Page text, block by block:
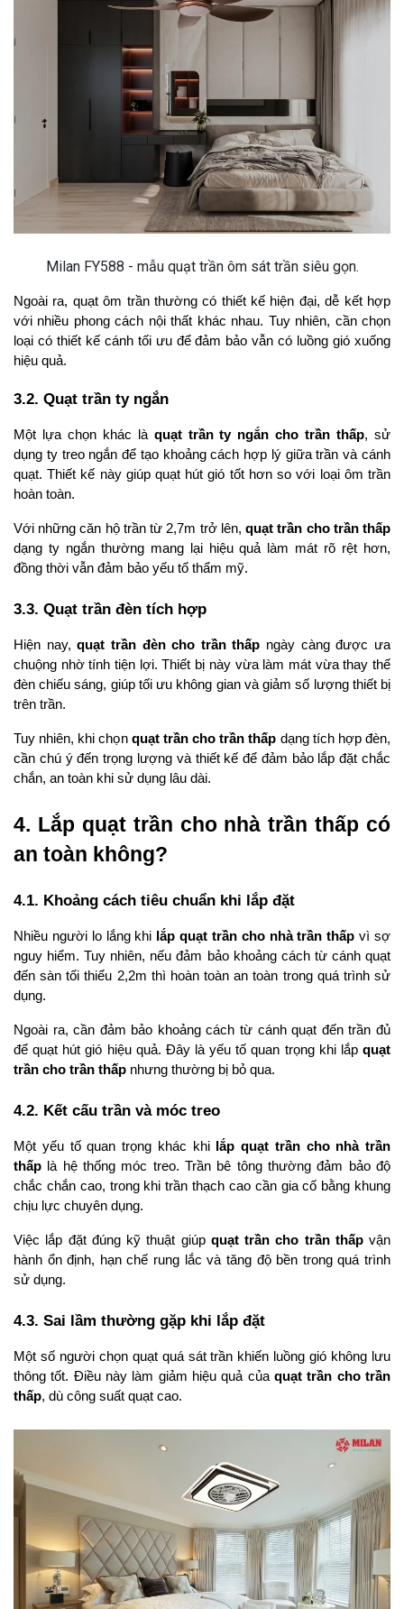
Milan FY588 - mẫu quạt trần ôm sát trần siêu gọn.
Ngoài ra, quạt ôm trần thường có thiết kế hiện đại, dễ kết hợp
với nhiều phong cách nội thất khác nhau. Tuy nhiên, cần chọn
loại có thiết kế cánh tối ưu để đảm bảo vẫn có luồng gió xuống
hiệu quả.
3.2. Quạt trần ty ngắn
Một lựa chọn khác là quạt trần ty ngắn cho trần thấp, sử
dụng ty treo ngắn để tạo khoảng cách hợp lý giữa trần và cánh
quạt. Thiết kế này giúp quạt hút gió tốt hơn so với loại ôm trần
hoàn toàn.
Với những căn hộ trần từ 2,7m trở lên, quạt trần cho trần thấp
dạng ty ngắn thường mang lại hiệu quả làm mát rõ rệt hơn,
đồng thời vẫn đảm bảo yếu tố thẩm mỹ.
3.3. Quạt trần đèn tích hợp
Hiện nay, quạt trần đèn cho trần thấp ngày càng được ưa
chuộng nhờ tính tiện lợi. Thiết bị này vừa làm mát vừa thay thế
đèn chiếu sáng, giúp tối ưu không gian và giảm số lượng thiết bị
trên trần.
Tuy nhiên, khi chọn quạt trần cho trần thấp dạng tích hợp đèn,
cần chú ý đến trọng lượng và thiết kế để đảm bảo lắp đặt chắc
chắn, an toàn khi sử dụng lâu dài.
4. Lắp quạt trần cho nhà trần thấp có
an toàn không?
4.1. Khoảng cách tiêu chuẩn khi lắp đặt
Nhiều người lo lắng khi lắp quạt trần cho nhà trần thấp vì sợ
nguy hiểm. Tuy nhiên, nếu đảm bảo khoảng cách từ cánh quạt
đến sàn tối thiểu 2,2m thì hoàn toàn an toàn trong quá trình sử
dụng.
Ngoài ra, cần đảm bảo khoảng cách từ cánh quạt đến trần đủ
để quạt hút gió hiệu quả. Đây là yếu tố quan trọng khi lắp quạt
trần cho trần thấp nhưng thường bị bỏ qua.
4.2. Kết cấu trần và móc treo
Một yếu tố quan trọng khác khi lắp quạt trần cho nhà trần
thấp là hệ thống móc treo. Trần bê tông thường đảm bảo độ
chắc chắn cao, trong khi trần thạch cao cần gia cố bằng khung
chịu lực chuyên dụng.
Việc lắp đặt đúng kỹ thuật giúp quạt trần cho trần thấp vận
hành ổn định, hạn chế rung lắc và tăng độ bền trong quá trình
sử dụng.
4.3. Sai lầm thường gặp khi lắp đặt
Một số người chọn quạt quá sát trần khiến luồng gió không lưu
thông tốt. Điều này làm giảm hiệu quả của quạt trần cho trần
thấp, dù công suất quạt cao.